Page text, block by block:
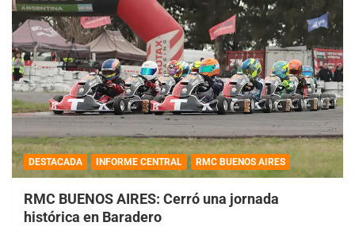
DESTACADA INFORME CENTRAL RMC BUENOS AIRES
RMC BUENOS AIRES: Cerró una jornada
histórica en Baradero